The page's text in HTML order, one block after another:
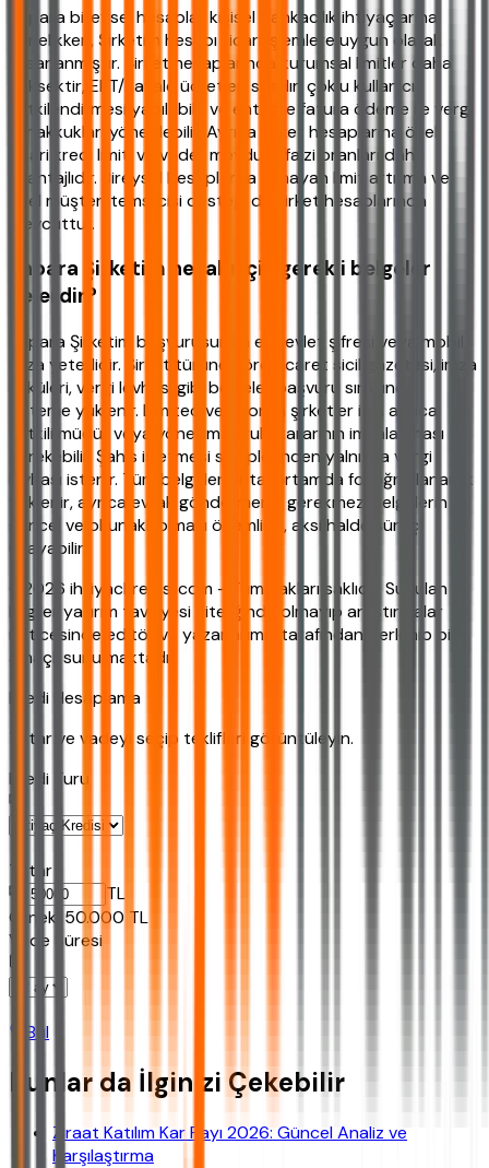
Enpara bireysel hesaplar kişisel bankacılık ihtiyaçlarına
yönelikken, Şirketim hesabı ticari işlemlere uygun olarak
tasarlanmıştır. Şirket hesaplarında kurumsal limitler daha
yüksektir, EFT/havale ücretleri sıfırdır, çoklu kullanıcı
yetkilendirmesi yapılabilir ve entegre fatura ödeme ile vergi
tahakkukları yönetilebilir. Ayrıca şirket hesaplarına özel
ticari kredi limiti ve vadeli mevduat faizi oranları daha
avantajlıdır. Bireysel hesaplarda olmayan limit artırma ve
özel müşteri temsilcisi desteği de şirket hesaplarında
mevcuttur.
Enpara Şirketim hesabı için gerekli belgeler
nelerdir?
Enpara Şirketim başvurusunda e-Devlet şifresi veya mobil
imza yeterlidir. Şirket türüne göre ticaret sicil gazetesi, imza
sirküleri, vergi levhası gibi belgeler başvuru sırasında
sisteme yüklenir. Limited ve anonim şirketler için ayrıca
yetkili müdür veya yönetim kurulu kararının imzalanması
gerekebilir. Şahıs işletmesi sahiplerinden yalnızca vergi
levhası istenir. Tüm belgeler dijital ortamda fotoğraflanarak
yüklenir, ayrıca evrak göndermeniz gerekmez. Belgelerin
güncel ve okunaklı olması önemlidir, aksi halde süreç
uzayabilir.
©2026 ihtiyackredisi.com - Tüm hakları saklıdır. Sunulan
bilgiler yatırım tavsiyesi niteliğinde olmayıp araştırmalar
neticesinde editör ve yazarlarımız tarafından derlenip bilgi
amaçlı sunulmaktadır.
Kredi Hesaplama
Tutar ve vadeyi seçip teklifleri görüntüleyin.
Kredi Turu
Tutar
TL
Ornek: 50.000 TL
Vade Süresi
Bul
Bunlar da İlginizi Çekebilir
Ziraat Katılım Kar Payı 2026: Güncel Analiz ve
Karşılaştırma